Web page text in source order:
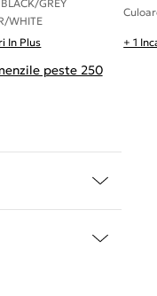
GREY
WHITE
In Plus
+ 1
peste 250